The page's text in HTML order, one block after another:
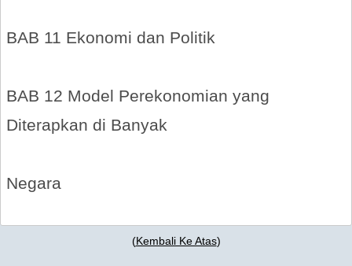
BAB 11 Ekonomi dan Politik
BAB 12 Model Perekonomian yang
Diterapkan di Banyak
Negara
(Kembali Ke Atas)